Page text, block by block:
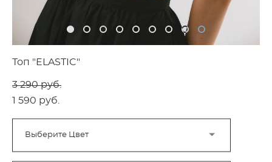
Топ "ELASTIC"
3 290 pуб.
1 590 pуб.
Выберите Цвет